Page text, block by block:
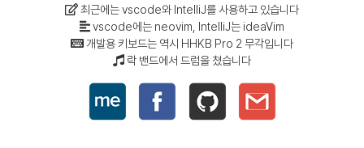
최근에는 vscode와 IntelliJ를 사용하고 있습니다
vscode에는 neovim, IntelliJ는 ideaVim
개발용 키보드는 역시 HHKB Pro 2 무각입니다
락 밴드에서 드럼을 쳤습니다